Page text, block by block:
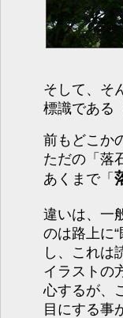
そして、そ
標識である
前もどこか
ただの「落
あくまで「
違いは、一
のは路上に
し、これは
イラストの
心するが、
目にする事